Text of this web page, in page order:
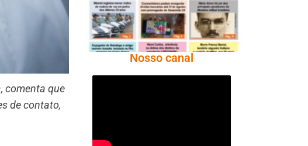
comenta que
de contato,
Nosso canal